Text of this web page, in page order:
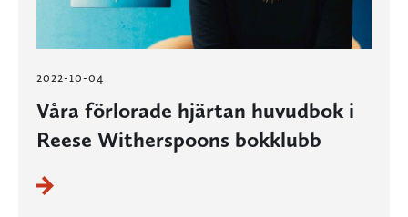
2022-10-04
Våra förlorade hjärtan huvudbok i
Reese Witherspoons bokklubb